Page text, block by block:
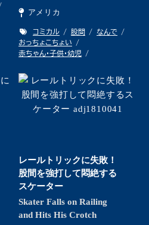
アメリカ
コミカル 股間
なんで
おっちょこちょい
赤ちゃん・子供・幼児
レールトリックに失敗！
股間を強打して悶絶する
スケーター
Skater Falls on Railing
and Hits His Crotch